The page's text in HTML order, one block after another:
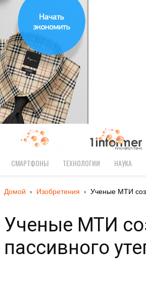
СМАРТФОНЫ ТЕХНОЛОГИИ НАУКА
Домой Изобретения Ученые МТИ
Ученые МТИ
пассивного